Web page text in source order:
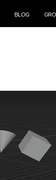
BLOG